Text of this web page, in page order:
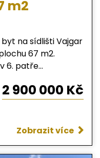
m2
na sídlišti Vajgar
67 m2.
6. patře
stavu.
vstupu do bytu vás
WC,
2 900 000 Kč
Zobrazit více